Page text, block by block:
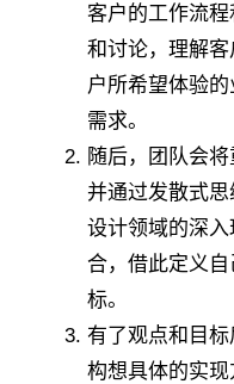
客户的工作流
和讨论，理解
户所希望体验
需求。
随后，团队会
并通过发散式
设计领域的深
合，借此定义
标。
有了观点和目
构想具体的实